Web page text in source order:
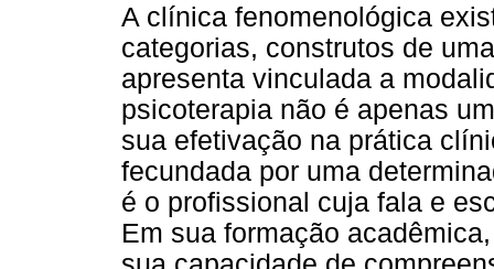
A clínica fenomenológica
categorias, construtos de
apresenta vinculada a
psicoterapia não é apenas
sua efetivação na prática
fecundada por uma
é o profissional cuja fala e
Em sua formação